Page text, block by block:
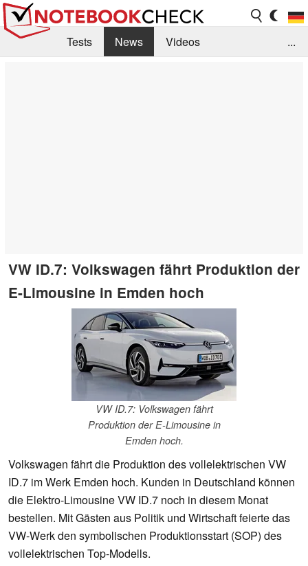
Tests News
Videos
...
VW ID.7: Volkswagen fährt Produktion der
E-Limousine in Emden hoch
VW ID.7: Volkswagen fährt
Produktion der E-Limousine in
Emden hoch.
Volkswagen fährt die Produktion des vollelektrischen VW
ID.7 im Werk Emden hoch. Kunden in Deutschland können
die Elektro-Limousine VW ID.7 noch in diesem Monat
bestellen. Mit Gästen aus Politik und Wirtschaft feierte das
VW-Werk den symbolischen Produktionsstart (SOP) des
vollelektrischen Top-Modells.